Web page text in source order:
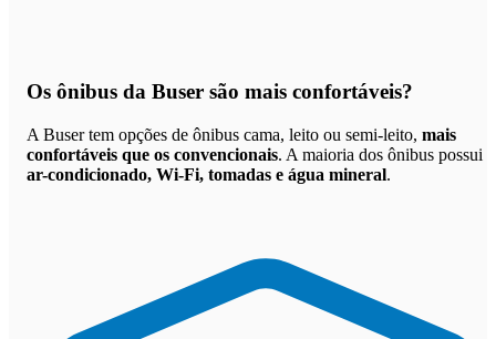
Os ônibus da Buser são mais confortáveis?
A Buser tem opções de ônibus cama, leito ou semi-leito, mais
confortáveis que os convencionais. A maioria dos ônibus possui
ar-condicionado, Wi-Fi, tomadas e água mineral.